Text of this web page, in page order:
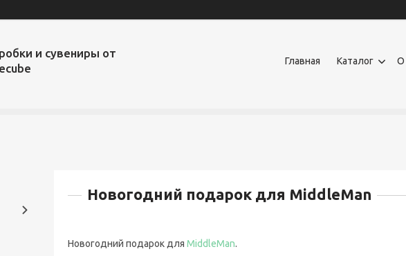
и сувениры от
Главная Каталог О
Новогодний подарок для MiddleMan
Новогодний подарок для MiddleMan.